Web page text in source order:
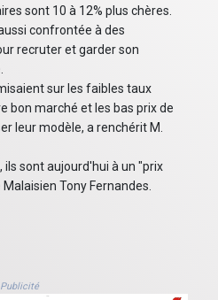
sont 10 à 12% plus chères.
confrontée à des
recruter et garder son
sur les faibles taux
bon marché et les bas prix de
leur modèle, a renchérit M.
ils sont aujourd'hui à un "prix
Tony Fernandes.
Publicité